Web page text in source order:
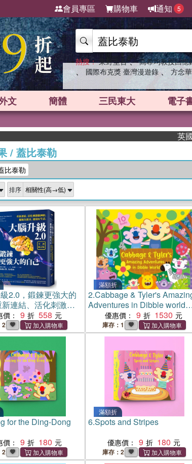
會員專區 購物車 通知 5
熱搜： 東野圭吾 、 高希均教授回憶
、 國際布克獎 臺灣漫遊錄 、 方念華
文 簡體 三民東大 電子
英國出
/ 蓋比泰勒
比泰勒
排序
2.0，鍛鍊更強大的
連結、活化刺激腦
脫負能量，迎接好生
修訂版】
： 9 558
2
滿額折
2.Cabbage & Tyler's
Adventures in Dibble world
collection十本珍藏套組
優惠價： 9 1530
庫存：1
for the Ding-Dong
： 9 180
2
滿額折
6.Spots and Stripes
優惠價： 9 180
庫存：2